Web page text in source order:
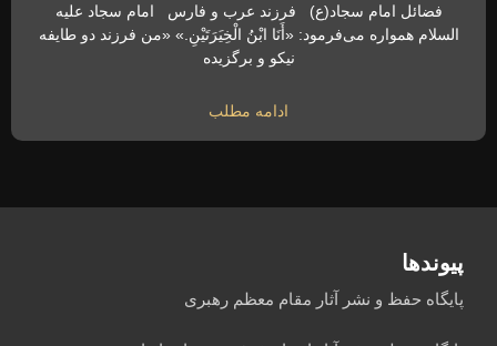
فضائل امام سجاد(ع) فرزند عرب و فارس امام سجاد علیه
السلام همواره می‌فرمود: «أَنَا ابْنُ الْخِیَرَتَیْنِ.» «من فرزند دو طایفه
نیکو و برگزیده
ادامه مطلب
پیوندها
پایگاه حفظ و نشر آثار مقام معظم رهبری